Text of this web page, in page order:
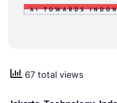
67 total views